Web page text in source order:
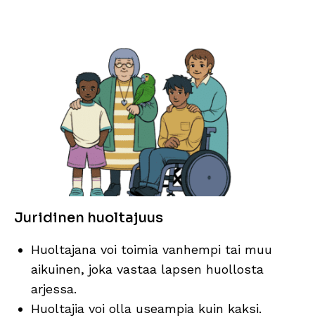
Juridinen huoltajuus
Huoltajana voi toimia vanhempi tai muu
aikuinen, joka vastaa lapsen huollosta
arjessa.
Huoltajia voi olla useampia kuin kaksi.